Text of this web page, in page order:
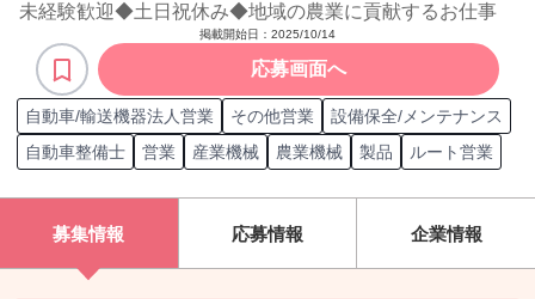
未経験歓迎◆土日祝休み◆地域の農業に貢献するお仕事
掲載開始日： 2025/10/14
応募画面へ
自動車/輸送機器法人営業 その他営業
設備保全/メンテナンス
自動車整備士
営業 産業機械 農業機械 製品 ルート営業
募集情報 応募情報 企業情報